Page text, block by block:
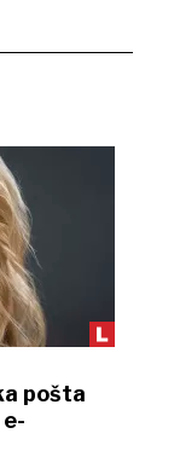
pošta